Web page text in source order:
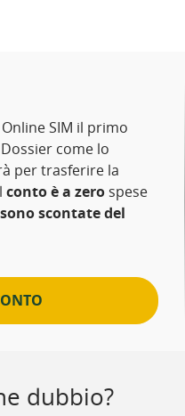
SIM il primo
come lo
per trasferire la
conto è a zero spese
scontate del
dubbio?